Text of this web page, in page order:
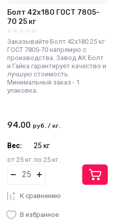
Болт 42х180 ГОСТ 7805-
70 25 кг
Заказывайте Болт 42х180 25 кг
ГОСТ 7805-70 напрямую с
производства. Завод АК Болт
и Гайка гарантирует качество и
лучшую стоимость.
Минимальный заказ - 1
упаковка.
94.00 руб. / кг.
Вес: 25 кг
от 25 кг. по 25 кг.
К сравнению
В избранное